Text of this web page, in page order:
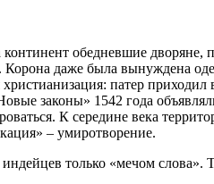
обедневшие
даже была вынуждена
патер
законы» 1542 года
К середине века
– умиротворение.
только «мечом